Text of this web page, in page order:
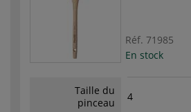
Réf. 71985
En stock
Taille du
pinceau
4